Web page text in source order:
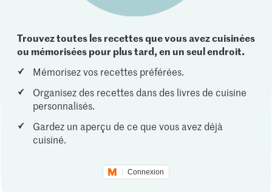
Trouvez toutes les recettes que vous avez cuisinées
ou mémorisées pour plus tard, en un seul endroit.
Mémorisez vos recettes préférées.
Organisez des recettes dans des livres de cuisine
personnalisés.
Gardez un aperçu de ce que vous avez déjà
cuisiné.
Connexion